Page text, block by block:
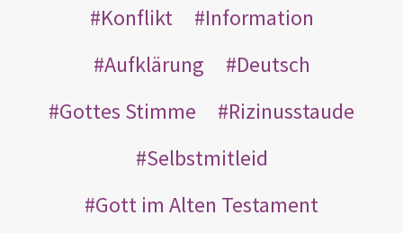
Konflikt
Information
Aufklärung
Deutsch
Gottes Stimme
Rizinusstaude
Selbstmitleid
Gott im Alten Testament